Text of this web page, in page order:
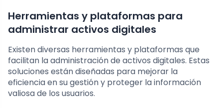
Herramientas y plataformas para
administrar activos digitales
Existen diversas herramientas y plataformas que
facilitan la administración de activos digitales. Estas
soluciones están diseñadas para mejorar la
eficiencia en su gestión y proteger la información
valiosa de los usuarios.